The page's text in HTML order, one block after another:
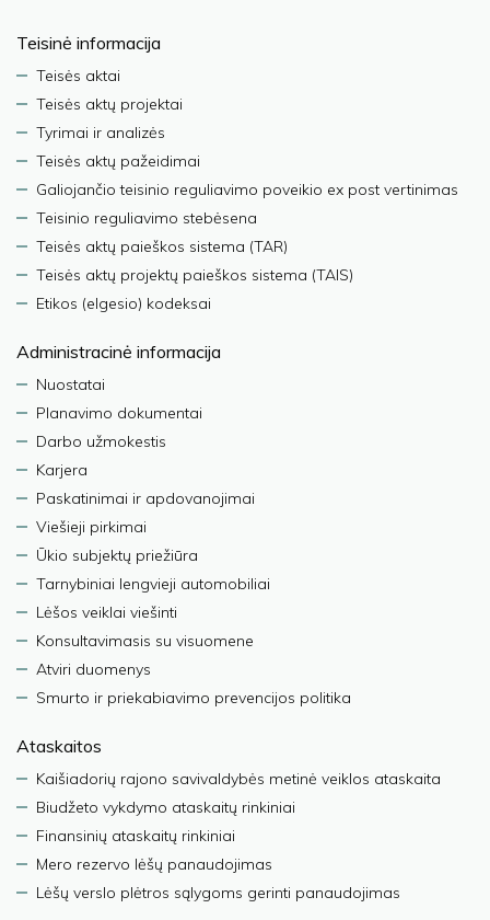
Teisinė informacija
Teisės aktai
Teisės aktų projektai
Tyrimai ir analizės
Teisės aktų pažeidimai
Galiojančio teisinio reguliavimo poveikio ex post vertinimas
Teisinio reguliavimo stebėsena
Teisės aktų paieškos sistema (TAR)
Teisės aktų projektų paieškos sistema (TAIS)
Etikos (elgesio) kodeksai
Administracinė informacija
Nuostatai
Planavimo dokumentai
Darbo užmokestis
Karjera
Paskatinimai ir apdovanojimai
Viešieji pirkimai
Ūkio subjektų priežiūra
Tarnybiniai lengvieji automobiliai
Lėšos veiklai viešinti
Konsultavimasis su visuomene
Atviri duomenys
Smurto ir priekabiavimo prevencijos politika
Ataskaitos
Kaišiadorių rajono savivaldybės metinė veiklos ataskaita
Biudžeto vykdymo ataskaitų rinkiniai
Finansinių ataskaitų rinkiniai
Mero rezervo lėšų panaudojimas
Lėšų verslo plėtros sąlygoms gerinti panaudojimas